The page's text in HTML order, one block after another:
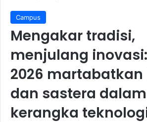
Campus
Mengakar tradisi,
menjulang inovasi:
2026
dan sastera dalam
kerangka